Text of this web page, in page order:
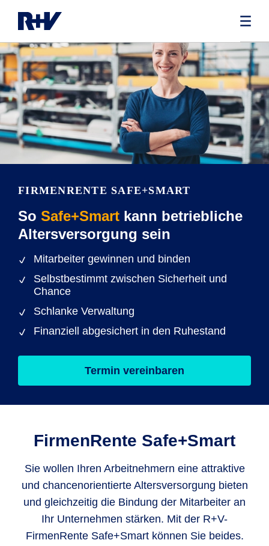
FIRMENRENTE SAFE+SMART
So Safe+Smart kann betriebliche
Altersversorgung sein
Mitarbeiter gewinnen und binden
Selbstbestimmt zwischen Sicherheit und
Chance
Schlanke Verwaltung
Finanziell abgesichert in den Ruhestand
Termin vereinbaren
FirmenRente Safe+Smart
Sie wollen Ihren Arbeitnehmern eine attraktive
und chancenorientierte Altersversorgung bieten
und gleichzeitig die Bindung der Mitarbeiter an
Ihr Unternehmen stärken. Mit der R+V-
FirmenRente Safe+Smart können Sie beides.